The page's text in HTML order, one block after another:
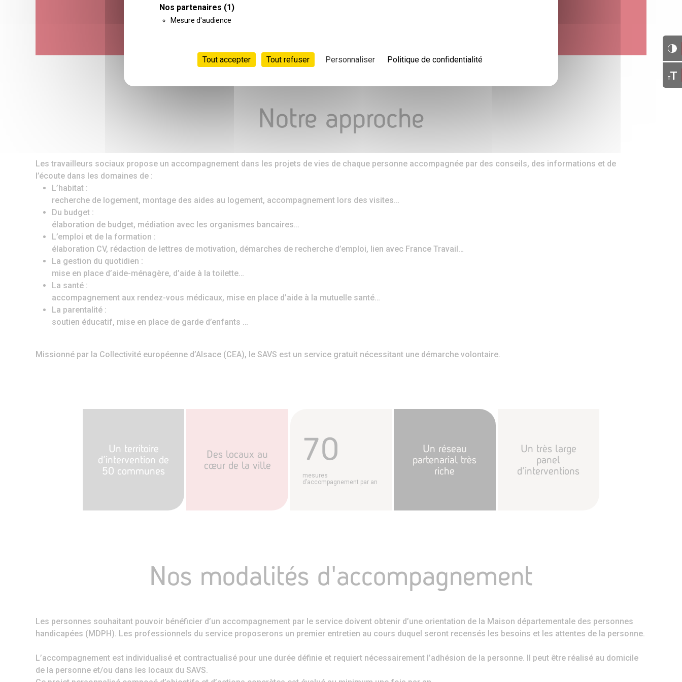
Nos partenaires (1)
Mesure d'audience
Tout accepter Tout refuser Personnaliser Politique de confidentialité
TT
Notre approche
Les travailleurs sociaux propose un accompagnement dans les projets de vies de chaque personne accompagnée par des conseils, des informations et de
l’écoute dans les domaines de :
L’habitat :
recherche de logement, montage des aides au logement, accompagnement lors des visites…
Du budget :
élaboration de budget, médiation avec les organismes bancaires…
L’emploi et de la formation :
élaboration CV, rédaction de lettres de motivation, démarches de recherche d’emploi, lien avec France Travail…
La gestion du quotidien :
mise en place d’aide-ménagère, d’aide à la toilette…
La santé :
accompagnement aux rendez-vous médicaux, mise en place d’aide à la mutuelle santé…
La parentalité :
soutien éducatif, mise en place de garde d’enfants …
Missionné par la Collectivité européenne d’Alsace (CEA), le SAVS est un service gratuit nécessitant une démarche volontaire.
Un territoire
d’intervention de
50 communes
Des locaux au
cœur de la ville
70
mesures
d’accompagnement par an
Un réseau
partenarial très
riche
Un très large
panel
d’interventions
Nos modalités d'accompagnement
Les personnes souhaitant pouvoir bénéficier d’un accompagnement par le service doivent obtenir d’une orientation de la Maison départementale des personnes
handicapées (MDPH). Les professionnels du service proposerons un premier entretien au cours duquel seront recensés les besoins et les attentes de la personne.
L’accompagnement est individualisé et contractualisé pour une durée définie et requiert nécessairement l’adhésion de la personne. Il peut être réalisé au domicile
de la personne et/ou dans les locaux du SAVS.